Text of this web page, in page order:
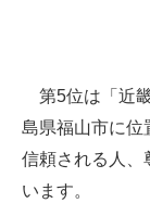
第5位は「近
島県福山市に位
信頼される人、
います。